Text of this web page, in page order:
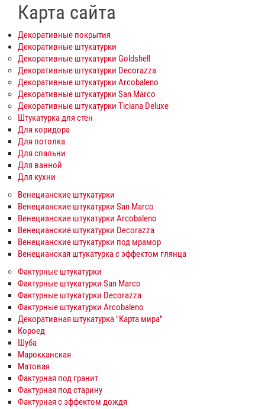
Карта сайта
Декоративные покрытия
Декоративные штукатурки
Декоративные штукатурки Goldshell
Декоративные штукатурки Decorazza
Декоративные штукатурки Arcobaleno
Декоративные штукатурки San Marco
Декоративные штукатурки Ticiana Deluxe
Штукатурка для стен
Для коридора
Для потолка
Для спальни
Для ванной
Для кухни
Венецианские штукатурки
Венецианские штукатурки San Marco
Венецианские штукатурки Arcobaleno
Венецианские штукатурки Decorazza
Венецианские штукатурки под мрамор
Венецианская штукатурка с эффектом глянца
Фактурные штукатурки
Фактурные штукатурки San Marco
Фактурные штукатурки Decorazza
Фактурные штукатурки Arcobaleno
Декоративная штукатурка "Карта мира"
Короед
Шуба
Марокканская
Матовая
Фактурная под гранит
Фактурная под старину
Фактурная с эффектом дождя